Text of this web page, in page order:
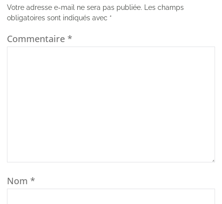
Votre adresse e-mail ne sera pas publiée.
Les champs
obligatoires sont indiqués avec *
Commentaire *
Nom *